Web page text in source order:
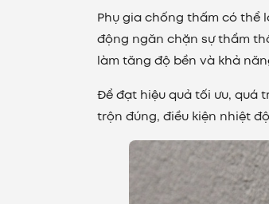
Phụ gia chống thấm có
động ngăn chặn sự thẩm
làm tăng độ bền và khả
Để đạt hiệu quả tối ưu, quá
trộn đúng, điều kiện nhiệt